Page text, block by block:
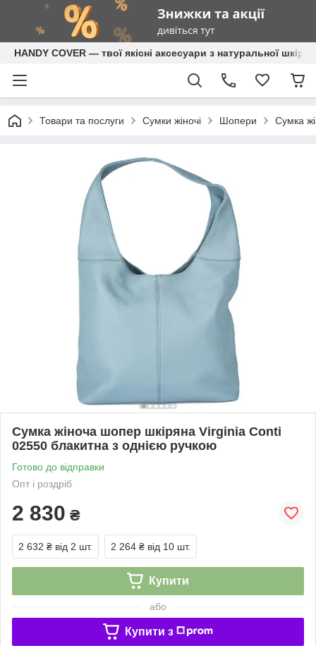
HANDY COVER — твої якісні аксесуари з натуральної шкіри
Товари та послуги Сумки жіночі Шопери Сумка
Сумка жіноча шопер шкіряна Virginia Conti
02550 блакитна з однією ручкою
Готово до відправки
Опт і роздріб
2 830 ₴
2 632 ₴ від 2 шт. 2 264 ₴ від 10 шт.
Купити
або
Купити з